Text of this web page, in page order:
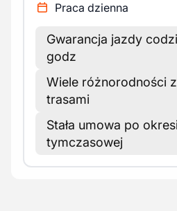
Praca dzienna
Gwarancja jazdy
godz
Wiele różnorodności
trasami
Stała umowa po
tymczasowej